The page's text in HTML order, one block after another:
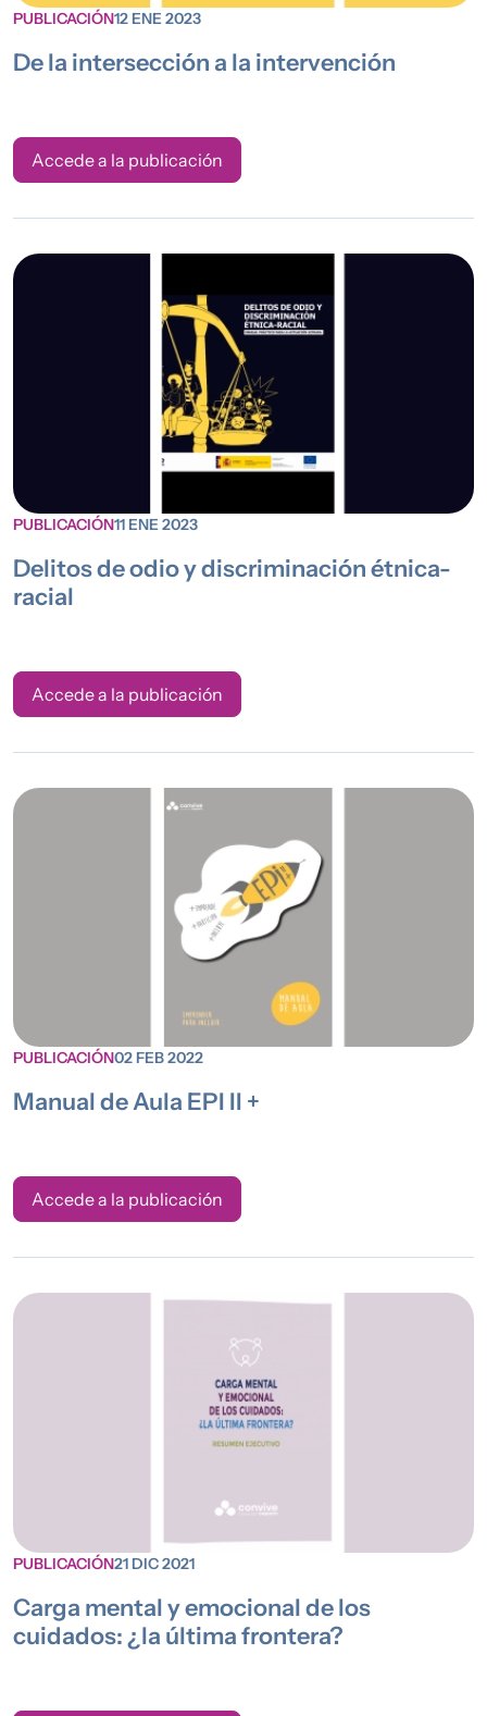
PUBLICACIÓN12 ENE 2023
De la intersección a la intervención
Accede a la publicación
PUBLICACIÓN11 ENE 2023
Delitos de odio y discriminación étnica-
racial
Accede a la publicación
PUBLICACIÓN02 FEB 2022
Manual de Aula EPI II +
Accede a la publicación
PUBLICACIÓN21 DIC 2021
Carga mental y emocional de los
cuidados: ¿la última frontera?